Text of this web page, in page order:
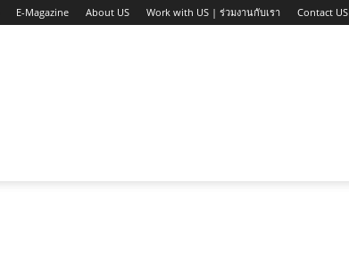
E-Magazine About US Work with US | ร่วมงานกับเรา Contact US